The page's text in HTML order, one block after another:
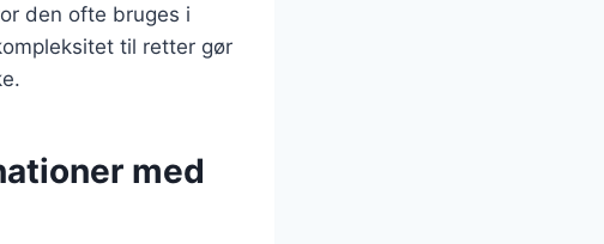
den ofte bruges i
til retter gør
med